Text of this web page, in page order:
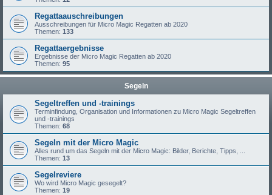
Regattaauschreibungen
Ausschreibungen für Micro Magic Regatten ab 2020
Themen: 133
Regattaergebnisse
Ergebnisse der Micro Magic Regatten ab 2020
Themen: 95
Segeln
Segeltreffen und -trainings
Terminfindung, Organisation und Informationen zu Micro Magic Segeltreffen
und -trainings
Themen: 68
Segeln mit der Micro Magic
Alles rund um das Segeln mit der Micro Magic: Bilder, Berichte, Tipps, ...
Themen: 13
Segelreviere
Wo wird Micro Magic gesegelt?
Themen: 19